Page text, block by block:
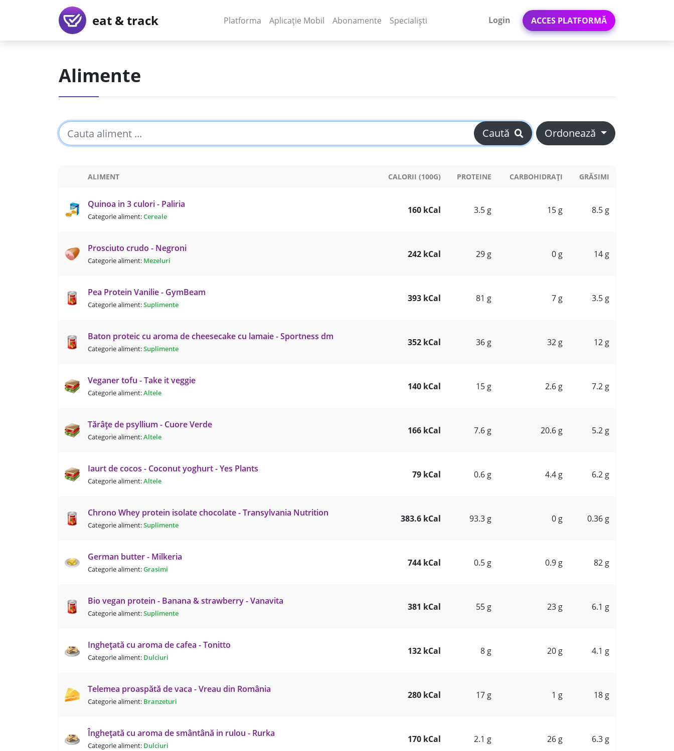
eat & track Platforma (current)
Aplicație Mobil (current)
Abonamente Specialiști Login ACCES PLATFORMĂ
Alimente
Caută Ordonează
ALIMENT CALORII (100G) PROTEINE CARBOHIDRAȚI GRĂSIMI
Quinoa in 3 culori - Paliria
Categorie aliment:Cereale
160 kCal 3.5 g 15 g 8.5 g
Prosciuto crudo - Negroni
Categorie aliment: Mezeluri
242 kCal 29 g 0 g 14 g
Pea Protein Vanilie - GymBeam
Categorie aliment:Suplimente
393 kCal 81 g 7 g 3.5 g
Baton proteic cu aroma de cheesecake cu lamaie - Sportness dm
Categorie aliment:Suplimente
352 kCal 36 g 32 g 12 g
Veganer tofu - Take it veggie
Categorie aliment:Altele
140 kCal 15 g 2.6 g 7.2 g
Tărâțe de psyllium - Cuore Verde
Categorie aliment:Altele
166 kCal 7.6 g 20.6 g 5.2 g
Iaurt de cocos - Coconut yoghurt - Yes Plants
Categorie aliment:Altele
79 kCal 0.6 g 4.4 g 6.2 g
Chrono Whey protein isolate chocolate - Transylvania Nutrition
Categorie aliment:Suplimente
383.6 kCal 93.3 g 0 g 0.36 g
German butter - Milkeria
Categorie aliment:Grasimi
744 kCal 0.5 g 0.9 g 82 g
Bio vegan protein - Banana & strawberry - Vanavita
Categorie aliment:Suplimente
381 kCal 55 g 23 g 6.1 g
Inghețată cu aroma de cafea - Tonitto
Categorie aliment: Dulciuri
132 kCal 8 g 20 g 4.1 g
Telemea proaspătă de vaca - Vreau din România
Categorie aliment: Branzeturi
280 kCal 17 g 1 g 18 g
Înghețată cu aroma de smântână in rulou - Rurka
Categorie aliment: Dulciuri
170 kCal 2.1 g 26 g 6.3 g